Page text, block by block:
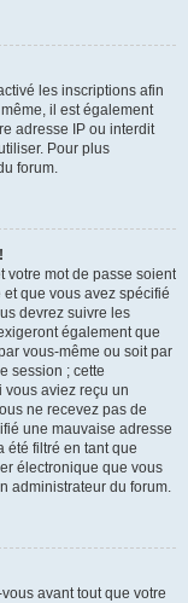
les inscriptions afin
il est également
adresse IP ou interdit
Pour plus
forum.
votre mot de passe soient
que vous avez spécifié
devrez suivre les
également que
vous-même ou soit par
session ; cette
vous aviez reçu un
ne recevez pas de
une mauvaise adresse
été filtré en tant que
électronique que vous
administrateur du forum.
avant tout que votre